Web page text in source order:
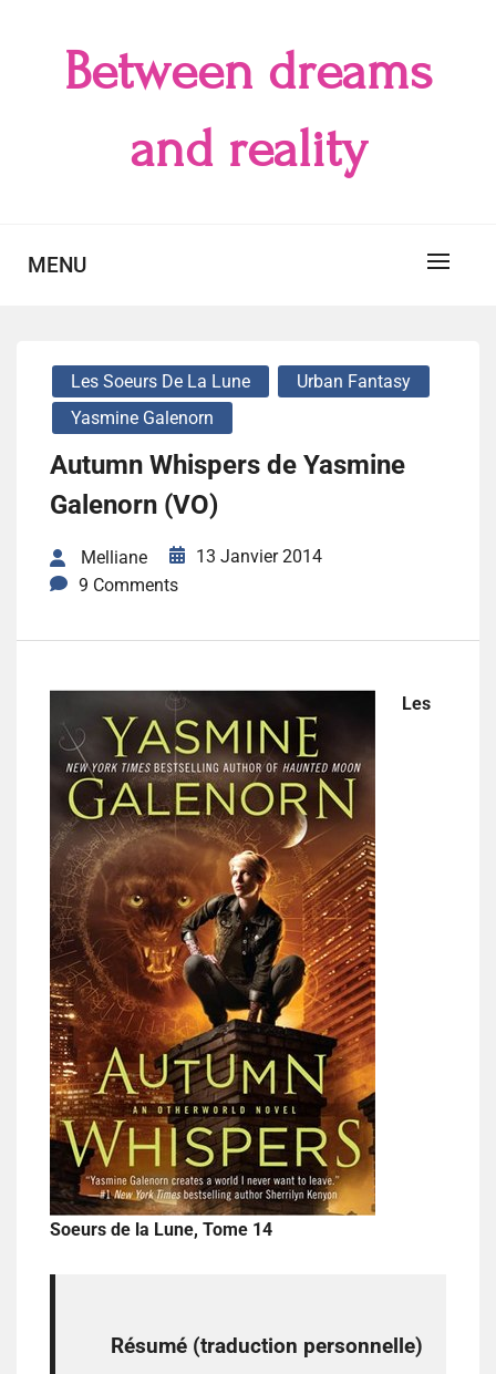
Between dreams
and reality
MENU
Les Soeurs De La Lune
Urban Fantasy
Yasmine Galenorn
Autumn Whispers de Yasmine
Galenorn (VO)
Melliane
13 Janvier 2014
9 Comments
Les
Soeurs de la Lune, Tome 14
Résumé (traduction personnelle)